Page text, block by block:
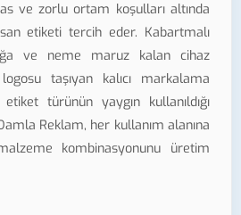
ve zorlu ortam koşulları altında
etiketi tercih eder. Kabartmalı
ve neme maruz kalan cihaz
taşıyan kalıcı markalama
türünün yaygın kullanıldığı
Reklam, her kullanım alanına
kombinasyonunu üretim